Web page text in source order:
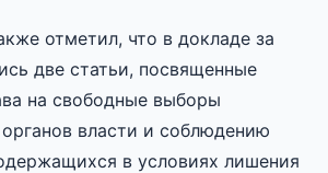
отметил, что в докладе за
две статьи, посвященные
на свободные выборы
власти и соблюдению
в условиях лишения